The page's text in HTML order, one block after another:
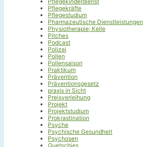
Pflegekräfte
Pflegestudium
Pharmazeutische Dienstleistungen
Physiotherapie; Kelle
Pitches
Podcast
Polizei
Pollen
Pollensaison
Praktikum
Prävention
Präventionsgesetz
praxis in Sicht
Preisverleihung
Projekt
Projektstudium
Prokrastination
Psyche
Psychische Gesundheit
Psychosen
Quetschies